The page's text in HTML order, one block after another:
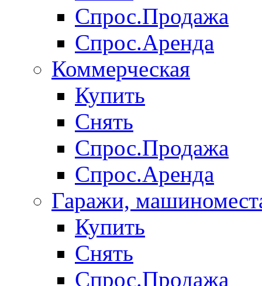
Спрос.Продажа
Спрос.Аренда
Коммерческая
Купить
Снять
Спрос.Продажа
Спрос.Аренда
Гаражи,
Купить
Снять
Спрос.Продажа